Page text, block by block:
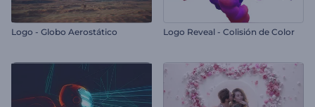
Logo - Globo Aerostático Logo Reveal - Colisión de Color